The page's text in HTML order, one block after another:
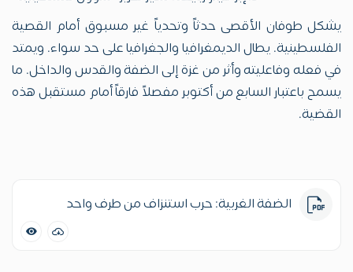
يشكل طوفان الأقصى حدثاً وتحدياً غير مسبوق أمام القصية
الفلسطينية. يطال الديمغرافيا والجغرافيا على حد سواء. ويمتد
في فعله وفاعليته وأثر من غزة إلى الضفة والقدس والداخل. ما
يسمح باعتبار السابع من أكتوبر مفصلاً فارقاً أمام مستقبل هذه
القضية.
الضفة الغربية: حرب استنزاف من طرف واحد